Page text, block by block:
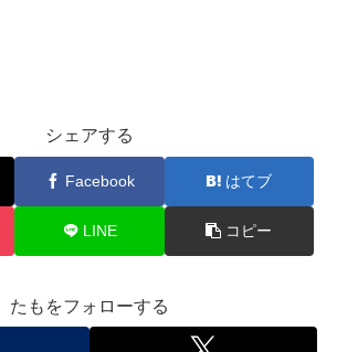
シェアする
Facebook はてブ
LINE コピー
たもをフォローする